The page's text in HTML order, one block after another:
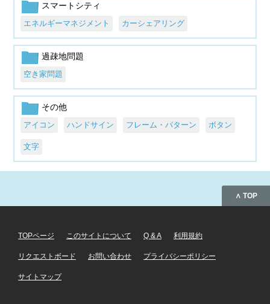
スマートシティ
エネルギーマネジメント カーシェアリング
過疎地問題
空き家問題
その他
アイコン ハンドサイン フレーム・パターン ボタン
文字
∧ TOP
TOPページ このサイトについて Q & A 利用規約
リクエストボード お問い合わせ プライバシーポリシー
サイトマップ